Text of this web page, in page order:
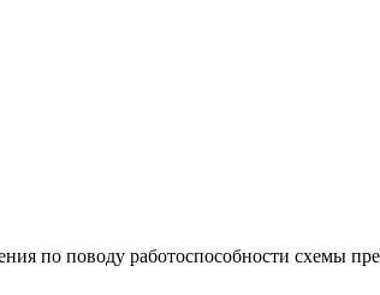
по поводу работоспособности схемы